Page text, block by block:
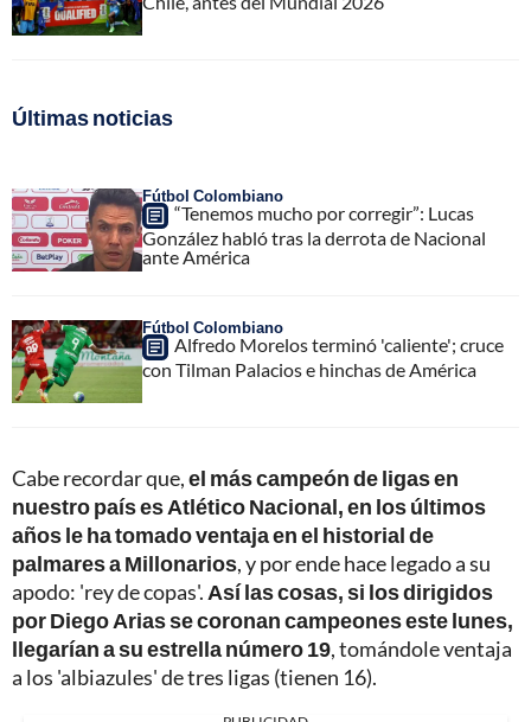
Últimas noticias
Fútbol Colombiano
“Tenemos mucho por corregir”: Lucas
González habló tras la derrota de Nacional
ante América
Fútbol Colombiano
Alfredo Morelos terminó 'caliente'; cruce
con Tilman Palacios e hinchas de América
Cabe recordar que,el más campeón de ligas en
nuestro país es Atlético Nacional, en los últimos
años le ha tomado ventaja en el historial de
palmares a Millonarios, y por ende hace legado a su
apodo: 'rey de copas'. Así las cosas, si los dirigidos
por Diego Arias se coronan campeones este lunes,
llegarían a su estrella número 19, tomándole ventaja
a los 'albiazules' de tres ligas (tienen 16).